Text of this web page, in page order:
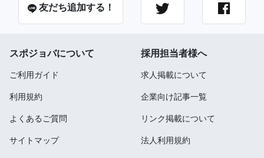
友だち追加する！
スポジョバについて
ご利用ガイド
利用規約
よくあるご質問
サイトマップ
採用担当者様へ
求人掲載について
企業向け記事一覧
リンク掲載について
法人利用規約